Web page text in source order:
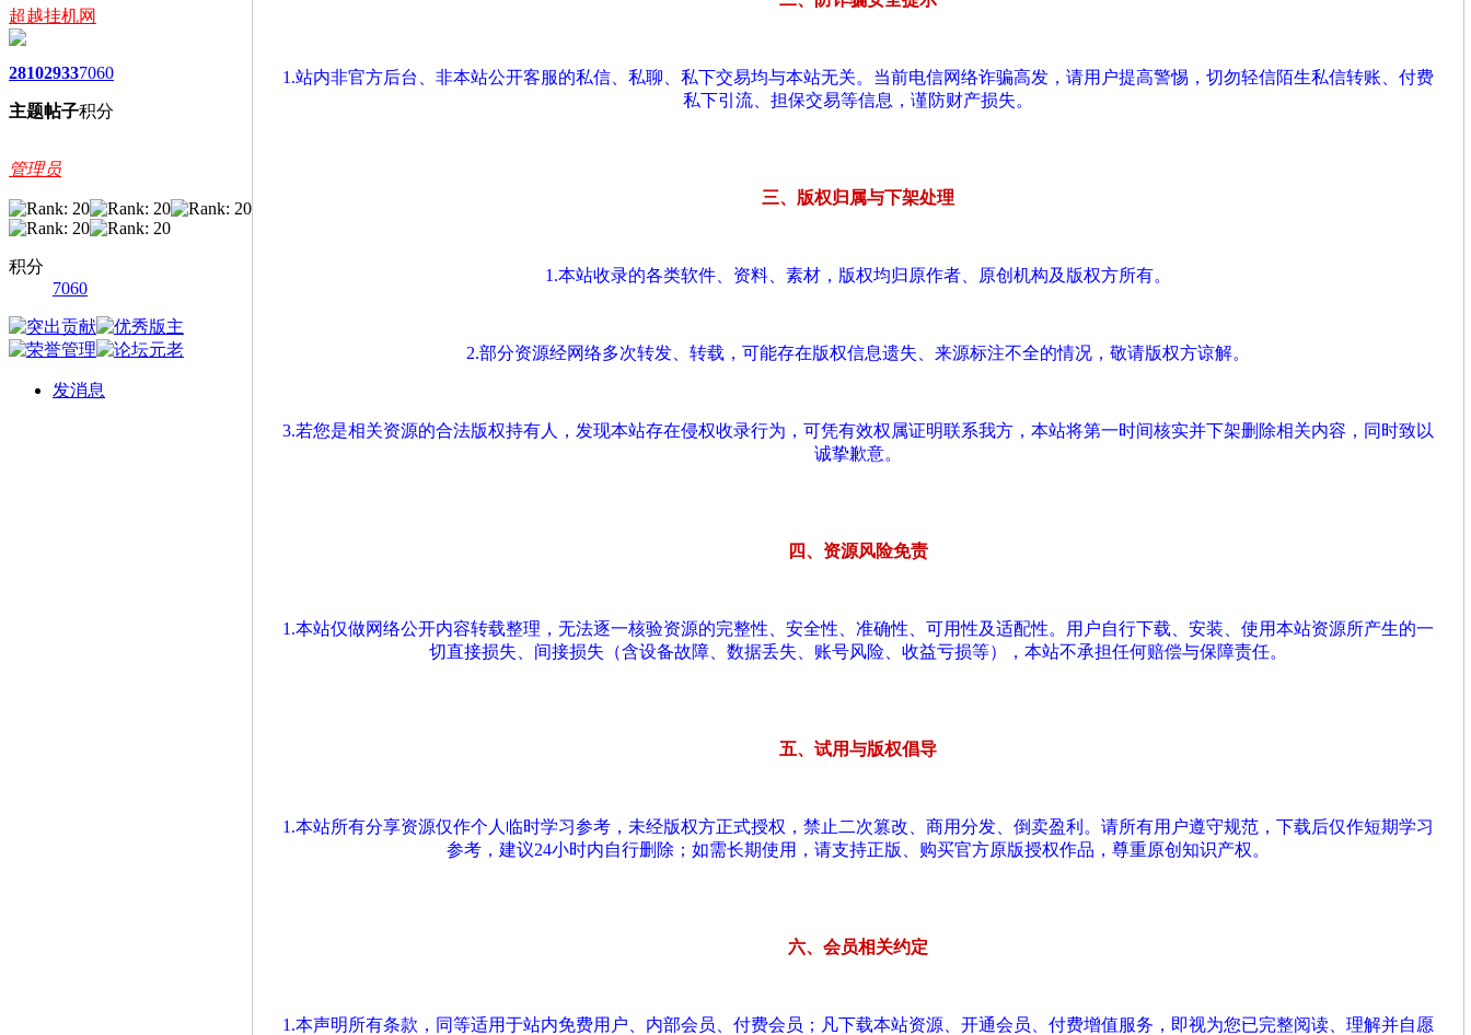
超越挂机网
2810
主题
2933
帖子
7060
积分
管理员
积分
7060
发消息
1.站内非官方后台、非本站公开客服的私信、私聊、私下交易均与本站无关。当前电信网络诈骗高发，请用户提高警惕，切勿轻信陌生私信转账、付费
私下引流、担保交易等信息，谨防财产损失。
三、版权归属与下架处理
1.本站收录的各类软件、资料、素材，版权均归原作者、原创机构及版权方所有。
2.部分资源经网络多次转发、转载，可能存在版权信息遗失、来源标注不全的情况，敬请版权方谅解。
3.若您是相关资源的合法版权持有人，发现本站存在侵权收录行为，可凭有效权属证明联系我方，本站将第一时间核实并下架删除相关内容，同时致以
诚挚歉意。
四、资源风险免责
1.本站仅做网络公开内容转载整理，无法逐一核验资源的完整性、安全性、准确性、可用性及适配性。用户自行下载、安装、使用本站资源所产生的一
切直接损失、间接损失（含设备故障、数据丢失、账号风险、收益亏损等），本站不承担任何赔偿与保障责任。
五、试用与版权倡导
1.本站所有分享资源仅作个人临时学习参考，未经版权方正式授权，禁止二次篡改、商用分发、倒卖盈利。请所有用户遵守规范，下载后仅作短期学习
参考，建议24小时内自行删除；如需长期使用，请支持正版、购买官方原版授权作品，尊重原创知识产权。
六、会员相关约定
1.本声明所有条款，同等适用于站内免费用户、内部会员、付费会员；凡下载本站资源、开通会员、付费增值服务，即视为您已完整阅读、理解并自愿